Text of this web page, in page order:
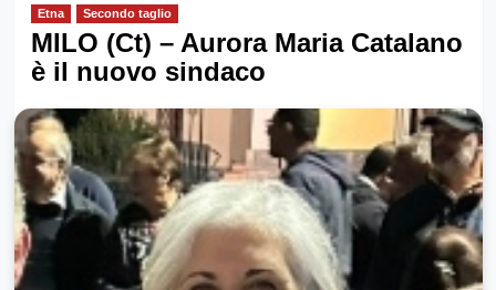
Etna Secondo taglio
MILO (Ct) – Aurora Maria Catalano
è il nuovo sindaco